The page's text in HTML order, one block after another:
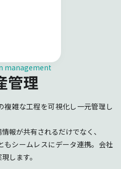
management
管理
複雑な工程を可視化し一元管理し
報が共有されるだけでなく、
もシームレスにデータ連携。会社
します。